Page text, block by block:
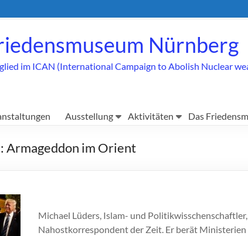
Nürnberg
im ICAN (International Campaign to Abolish Nuclear
Ausstellung Aktivitäten Das
Armageddon im Orient
Michael Lüders, Islam- und
Nahostkorrespondent der Zeit. Er berät